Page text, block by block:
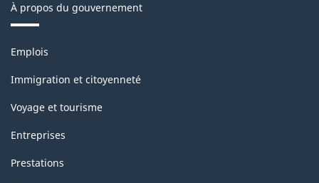
À propos du gouvernement
Thèmes
sujets
Emplois
Immigration et citoyenneté
Voyage et tourisme
Entreprises
Prestations